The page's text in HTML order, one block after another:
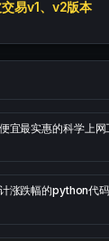
易v1、v2版本
宜最实惠的科学上网
涨跌幅的python代码